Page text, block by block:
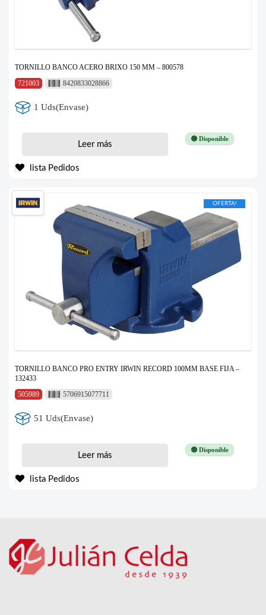
TORNILLO BANCO ACERO BRIXO 150 MM – 800578
721003
8420833028866
1 Uds(Envase)
🟢 Disponible
Leer más
lista Pedidos
OFERTA!
TORNILLO BANCO PRO ENTRY IRWIN RECORD 100MM BASE FIJA –
132433
505989
5706915077711
51 Uds(Envase)
🟢 Disponible
Leer más
lista Pedidos